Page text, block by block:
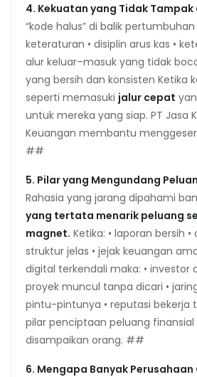
4. Kekuatan yang Tidak Tampak
“kode halus” di balik pertumbuhan
keteraturan • disiplin arus kas •
alur keluar–masuk yang tidak
yang bersih dan konsisten Ketika
seperti memasuki jalur cepat
untuk mereka yang siap. PT Jasa
Keuangan membantu menggeser
##
5. Pilar yang Mengundang
Rahasia yang jarang dipahami
yang tertata menarik peluang
magnet. Ketika: • laporan bersih •
struktur jelas • jejak keuangan
digital terkendali maka: • investor
proyek muncul tanpa dicari •
pintu-pintunya • reputasi bekerja
pilar penciptaan peluang finansial
disampaikan orang. ##
6. Mengapa Banyak